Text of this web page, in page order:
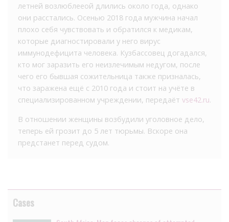
летней возлюблееой длились около года, однако
они расстались. Осенью 2018 года мужчина начал
плохо себя чувствовать и обратился к медикам,
которые диагностировали у него вирус
иммунодефицита человека. Кузбассовец догадался,
кто мог заразить его неизлечимым недугом, после
чего его бывшая сожительница также призналась,
что заражена ещё с 2010 года и стоит на учёте в
специализированном учреждении, передаёт vse42.ru.
В отношении женщины возбудили уголовное дело,
теперь ей грозит до 5 лет тюрьмы. Вскоре она
предстанет перед судом.
Cases